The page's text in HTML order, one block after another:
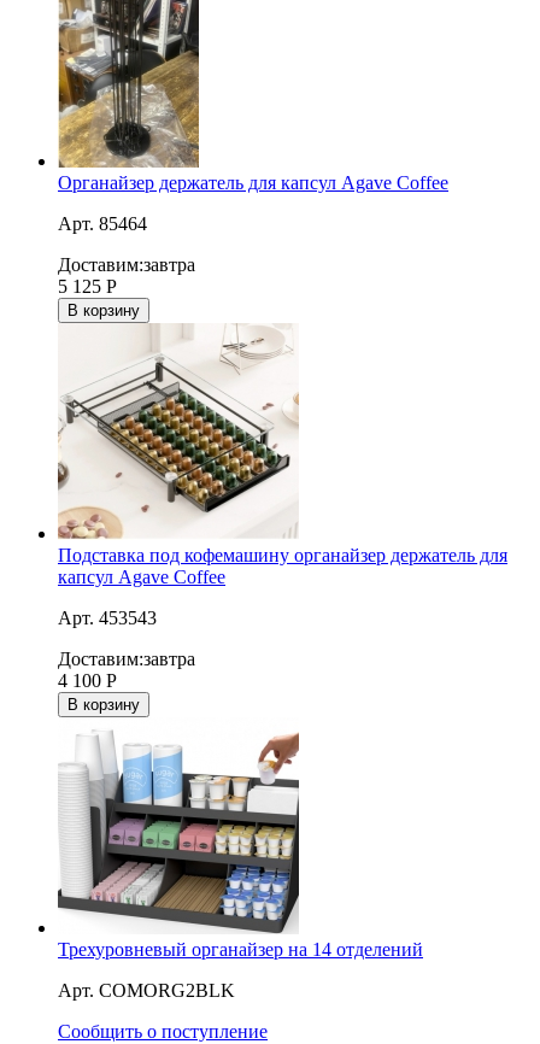
Органайзер держатель для капсул Agave Coffee
Арт. 85464
Доставим:завтра
5 125 Р
В корзину
Подставка под кофемашину органайзер держатель для
капсул Agave Coffee
Арт. 453543
Доставим:завтра
4 100 Р
В корзину
Трехуровневый органайзер на 14 отделений
Арт. COMORG2BLK
Сообщить о поступление